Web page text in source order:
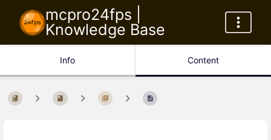
mcpro24fps |
Knowledge Base
Info Content